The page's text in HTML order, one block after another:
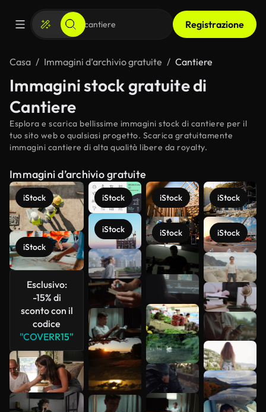
Registrazione
Casa Immagini d’archivio gratuite Cantiere
Immagini stock gratuite di
Cantiere
Esplora e scarica bellissime immagini stock di cantiere per il
tuo sito web o qualsiasi progetto. Scarica gratuitamente
immagini cantiere di alta qualità libere da royalty.
Immagini d’archivio gratuite
iStock
iStock
Esclusivo:
-15% di
sconto con il
codice
"COVERR15"
iStock
iStock
iStock
iStock
iStock
iStock
Scopri di
più